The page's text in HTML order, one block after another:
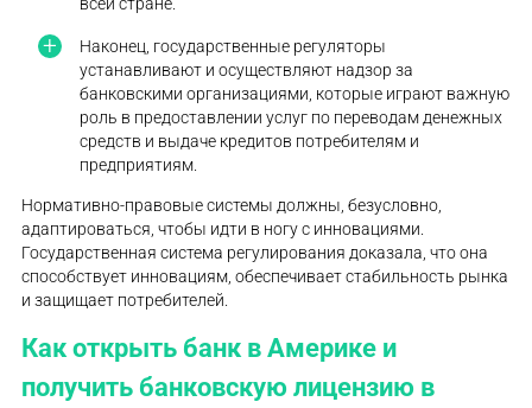
Наконец, государственные регуляторы
устанавливают и осуществляют надзор за
банковскими организациями, которые играют важную
роль в предоставлении услуг по переводам денежных
средств и выдаче кредитов потребителям и
предприятиям.
Нормативно-правовые системы должны, безусловно,
адаптироваться, чтобы идти в ногу с инновациями.
Государственная система регулирования доказала, что она
способствует инновациям, обеспечивает стабильность рынка
и защищает потребителей.
Как открыть банк в Америке и
получить банковскую лицензию в